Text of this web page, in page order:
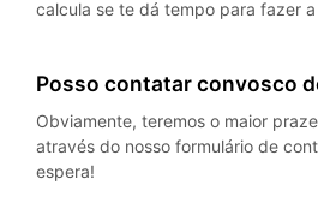
calcula se te dá tempo para fazer
Posso contatar convosco
Obviamente, teremos o maior
através do nosso formulário de
espera!